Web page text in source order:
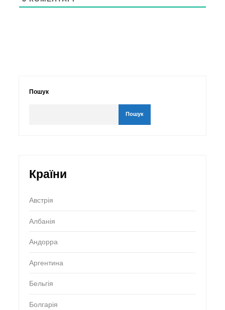
Пошук
Пошук
Країни
Австрія
Албанія
Андорра
Аргентина
Бельгія
Болгарія